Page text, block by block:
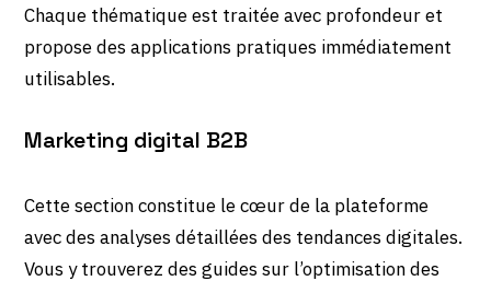
Chaque thématique est traitée avec profondeur et
propose des applications pratiques immédiatement
utilisables.
Marketing digital B2B
Cette section constitue le cœur de la plateforme
avec des analyses détaillées des tendances digitales.
Vous y trouverez des guides sur l’optimisation des